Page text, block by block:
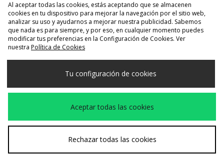
COMPRA RÁPIDA
adidas Originals
Antes
Ahora75,00€
COMPRA RÁPIDA
Ahora115,00€
Al aceptar todas las cookies, estás aceptando que se almacenen
cookies en tu dispositivo para mejorar la navegación por el sitio web,
analizar su uso y ayudarnos a mejorar nuestra publicidad. Sabemos
que nada es para siempre, y por eso, en cualquier momento puedes
modificar tus preferencias en la Configuración de Cookies. Ver
nuestra Política de Cookies
Tu configuración de cookies
Aceptar todas las cookies
Rechazar todas las cookies